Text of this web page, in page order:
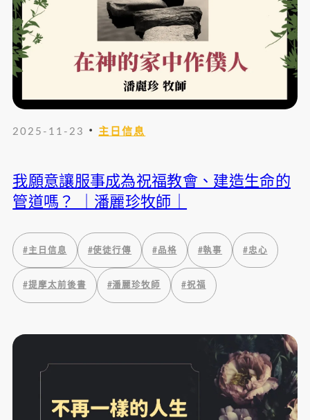
2025-11-23 ・ 主日信息
我願意讓服事成為祝福教會、建造生命的
管道嗎？ ｜潘麗珍牧師｜
#主日信息 #使徒行傳 #品格 #執事 #忠心
#提摩太前後書 #潘麗珍牧師 #祝福